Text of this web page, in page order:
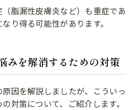
脂漏性皮膚炎など）も重症であ
り得る可能性があります。
みを解消するための対策
因を解説しましたが、こういっ
対策について、ご紹介します。